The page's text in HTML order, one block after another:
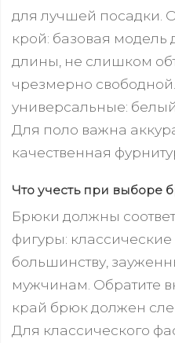
для лучшей посадки.
крой: базовая
длины, не слишком
чрезмерно
универсальные:
Для поло важна
качественная
Что учесть при выборе
Брюки должны
фигуры:
большинству,
мужчинам. Обратите
край брюк должен
Для классического